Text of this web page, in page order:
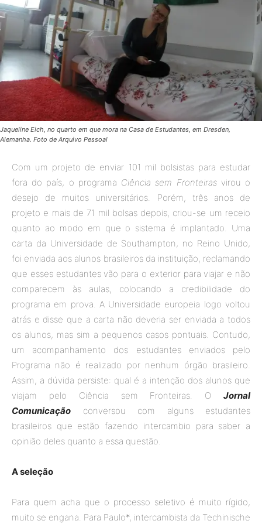
Jaqueline Eich, no quarto em que mora na Casa de Estudantes, em Dresden,
Alemanha. Foto de Arquivo Pessoal
Com um projeto de enviar 101 mil bolsistas para estudar
fora do país, o programa Ciência sem Fronteirasvirou o
desejo de muitos universitários. Porém, três anos de
projeto e mais de 71 mil bolsas depois, criou-se um receio
quanto ao modo em que o sistema é implantado. Uma
carta da Universidade de Southampton, no Reino Unido,
foi enviada aos alunos brasileiros da instituição, reclamando
que esses estudantes vão para o exterior para viajar e não
comparecem às aulas, colocando a credibilidade do
programa em prova. A Universidade europeia logo voltou
atrás e disse que a carta não deveria ser enviada a todos
os alunos, mas sim a pequenos casos pontuais. Contudo,
um acompanhamento dos estudantes enviados pelo
Programa não é realizado por nenhum órgão brasileiro.
Assim, a dúvida persiste: qual é a intenção dos alunos que
viajam pelo Ciência sem Fronteiras. O Jornal
Comunicação conversou com alguns estudantes
brasileiros que estão fazendo intercambio para saber a
opinião deles quanto a essa questão.
A seleção
Para quem acha que o processo seletivo é muito rígido,
muito se engana. Para Paulo*, intercambista da Techinische